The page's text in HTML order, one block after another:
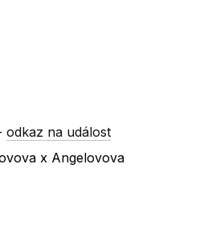
odkaz na událost
x Angelovova